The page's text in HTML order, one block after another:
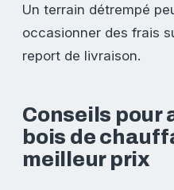
Un terrain détrempé
occasionner des frais
report de livraison.
Conseils pour
bois de
meilleur prix